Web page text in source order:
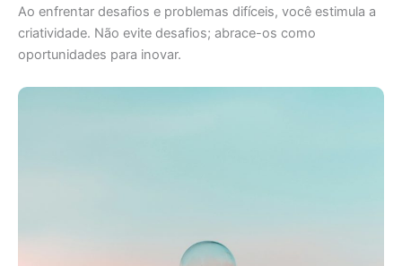
Ao enfrentar desafios e problemas difíceis, você estimula a
criatividade. Não evite desafios; abrace-os como
oportunidades para inovar.